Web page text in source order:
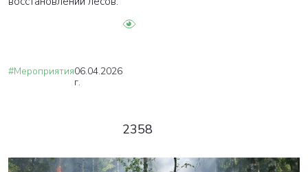
#Мероприятия06.04.2026
г.
2358